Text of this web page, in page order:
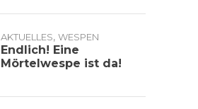
AKTUELLES, WESPEN
Endlich! Eine
Mörtelwespe ist da!